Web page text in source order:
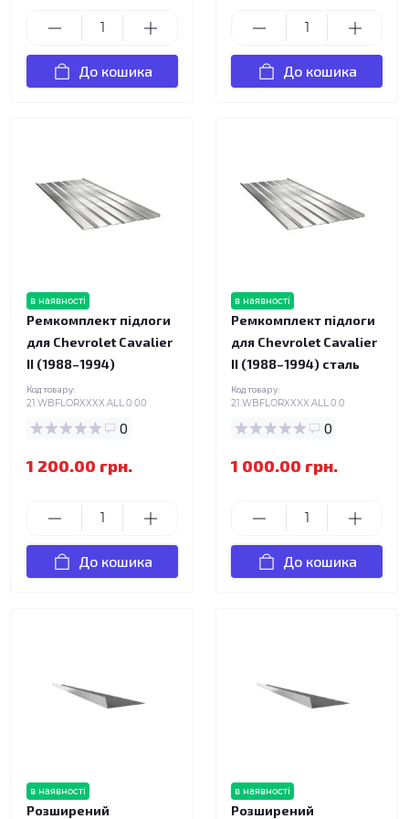
До кошика До кошика
в наявності
Ремкомплект підлоги
для Chevrolet Cavalier
II (1988–1994)
Код товару:
21.WBFLORXXXX.ALL.0.00
0
1 200.00 грн.
До кошика
в наявності
Ремкомплект підлоги
для Chevrolet Cavalier
II (1988–1994) сталь
Код товару:
21.WBFLORXXXX.ALL.0.0
0
1 000.00 грн.
До кошика
в наявності
Розширений
в наявності
Розширений